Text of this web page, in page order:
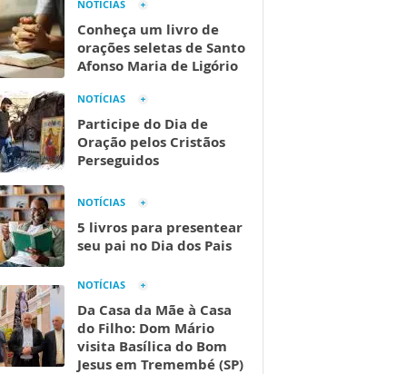
NOTÍCIAS
Conheça um livro de
orações seletas de Santo
Afonso Maria de Ligório
NOTÍCIAS
Participe do Dia de
Oração pelos Cristãos
Perseguidos
NOTÍCIAS
5 livros para presentear
seu pai no Dia dos Pais
NOTÍCIAS
Da Casa da Mãe à Casa
do Filho: Dom Mário
visita Basílica do Bom
Jesus em Tremembé (SP)